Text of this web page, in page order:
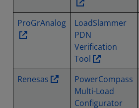
ProGrAnalog
LoadSlammer
PDN
Verification
Tool
Renesas
PowerCompass
Multi-Load
Configurator